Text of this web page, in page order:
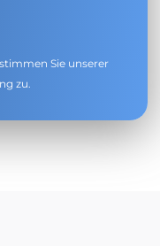
Sie unserer
zu.